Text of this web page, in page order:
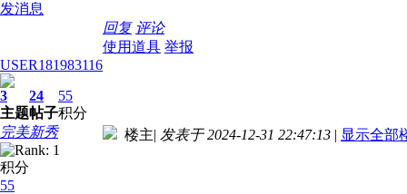
发消息
回复 评论
使用道具 举报
USER181983116
3
主题
24
帖子
55
积分
完美新秀
积分
55
楼主| 发表于 2024-12-31 22:47:13 | 显示全部